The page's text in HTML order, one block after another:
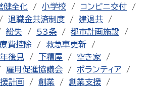
健全化 小学校
コンビニ交付
退職金共済制度
建退共
紛失 53条
都市計画施設
費控除
救急車更新
後見 下糟屋
空き家
雇用促進協議会
ボランティア
計画 創業
創業支援